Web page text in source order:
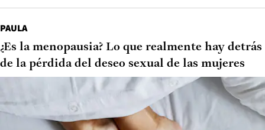
PAULA
¿Es la menopausia? Lo que realmente hay detrás
de la pérdida del deseo sexual de las mujeres